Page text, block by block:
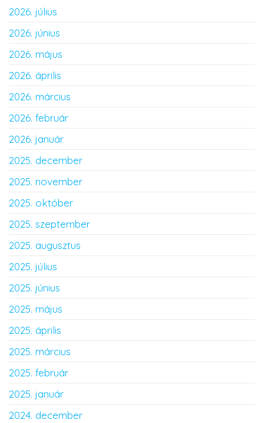
2026. július
2026. június
2026. május
2026. április
2026. március
2026. február
2026. január
2025. december
2025. november
2025. október
2025. szeptember
2025. augusztus
2025. július
2025. június
2025. május
2025. április
2025. március
2025. február
2025. január
2024. december